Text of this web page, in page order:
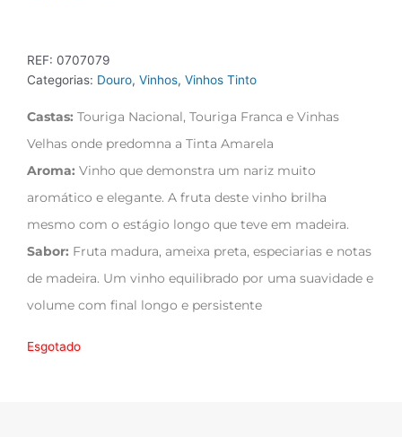
REF: 0707079
Categorias: Douro, Vinhos, Vinhos Tinto
Castas: Touriga Nacional, Touriga Franca e Vinhas
Velhas onde predomna a Tinta Amarela
Aroma: Vinho que demonstra um nariz muito
aromático e elegante. A fruta deste vinho brilha
mesmo com o estágio longo que teve em madeira.
Sabor: Fruta madura, ameixa preta, especiarias e notas
de madeira. Um vinho equilibrado por uma suavidade e
volume com final longo e persistente
Esgotado